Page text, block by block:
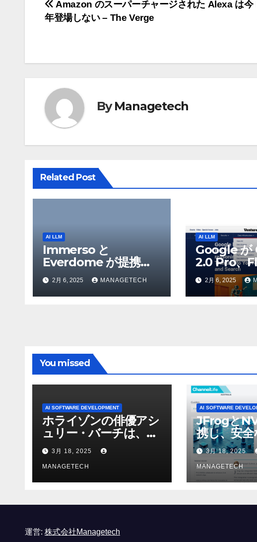
投
稿
ビ
ゲ
ー
シ
ョ
ン
Amazon のスーパーチャージされた Alexa は今
年登場しない – The Verge
ByManagetech
Related Post
AI LLM
Immerso と
Everdome が提携
し、AI を活用した体
験を通じてメタバース
のイノベーションを推
2月 6, 2025 MANAGETECH
AI LLM
Google が
2.0 Pro、
を発表、推
Flash
YouTube
2月 6, 2025
You missed
AI SOFTWARE DEVELOPMENT
ホライゾンの俳優アシ
ュリー・バーチは、ソ
ニーのAIアロイのビデ
オを見て「ゲームパフ
ォーマンスという芸術
形式に不安を感じた」
3月 18, 2025
MANAGETECH
AI SOFTWARE
JFrogと
携し、安
強化
3月 18, 2025
MANAGETECH
運営: 株式会社Managetech